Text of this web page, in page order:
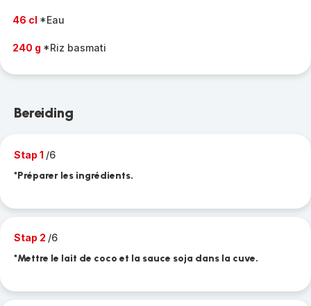
46 cl *Eau
240 g *Riz basmati
Bereiding
Stap 1 /6
*Préparer les ingrédients.
Stap 2 /6
*Mettre le lait de coco et la sauce soja dans la cuve.